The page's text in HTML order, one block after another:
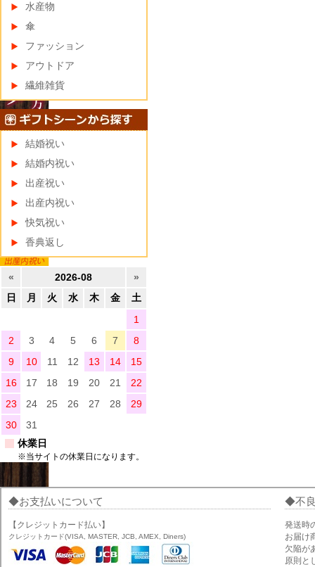
水産物
傘
ファッション
アウトドア
繊維雑貨
結婚祝い
結婚内祝い
出産祝い
出産内祝い
快気祝い
香典返し
« 2026-08
»
日
月 火 水 木 金
土
1
2
3 4 5 6 7
8
9
10 11 12 13 14
15
16
17 18 19 20 21
22
23
24 25 26 27 28
29
30
31
休業日
※当サイトの休業日になります。
お支払いについて
【クレジットカード払い】
クレジットカード(VISA, MASTER, JCB, AMEX, Diners)
不
発送時
お届け
欠陥が
原則と